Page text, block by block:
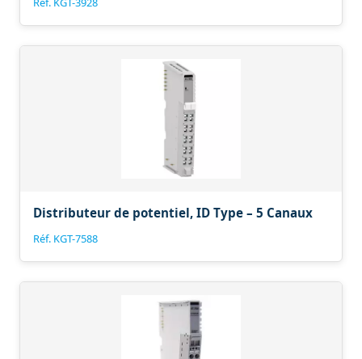
Distributeur de potentiel, ID Type – 5 Canaux
Réf. KGT-7588